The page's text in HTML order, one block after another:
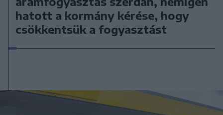
hatott a kormány kérése, hogy
csökkentsük a fogyasztást